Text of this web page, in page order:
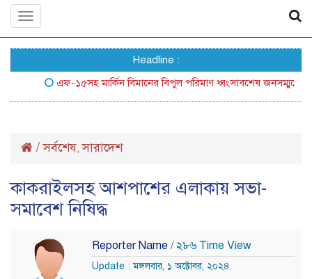
Toggle
Headline :
এফ-১৫সহ মার্কিন বিমানের বিপুল পরিমাণ ধ্বংসাবশেষ জনসম্মুখে আনল
/সর্বশেষ,সারাদেশ
কাকরাইলসহ আশপাশের এলাকায় সভা-
সমাবেশ নিষিদ্ধ
Reporter Name / ২৮৬ Time View
Update : মঙ্গলবার, ১ অক্টোবর, ২০২৪